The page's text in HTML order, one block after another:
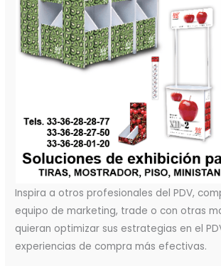
Inspira a otros profesionales del PDV,
equipo de marketing, trade o con otras
quieran optimizar sus estrategias en el
experiencias de compra más efectivas.